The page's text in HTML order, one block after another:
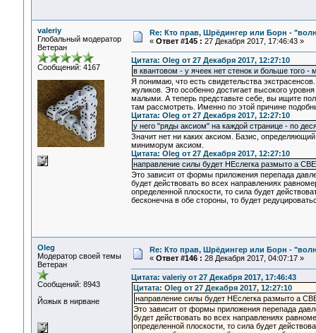
valeriy
Глобальный модератор
Ветеран
Сообщений: 4167
Re: Кто прав, Шрёдингер или Борн -
« Ответ #145 : 27 Декабря 2017, 17:46:43 »
Цитата: Oleg от 27 Декабря 2017, 12:27:10
в квантовом - у ячеек нет стенок и больше того
Я понимаю, что есть свидетельства
жуликов. Это особенно достигает высокого
малыми. А теперь представьте себе, вы ищите
там рассмотреть. Именно по этой причине
Цитата: Oleg от 27 Декабря 2017, 12:27:10
у него "ряды аксиом" на каждой странице - по
Значит нет ни каких аксиом. Базис,
миниморум аксиом.
Цитата: Oleg от 27 Декабря 2017, 12:27:10
направление силы будет НЕслегка размыто а
Это зависит от формы приложения перепада
будет действовать во всех направлениях
определенной плоскости, то сила будет
бесконечна в обе стороны, то будет
Oleg
Модератор своей темы
Ветеран
Сообщений: 8943
Йожык в нирване
Re: Кто прав, Шрёдингер или Борн -
« Ответ #146 : 28 Декабря 2017, 04:07:17 »
Цитата: valeriy от 27 Декабря 2017, 17:46:43
Цитата: Oleg от 27 Декабря 2017, 12:27:10
направление силы будет НЕслегка размыто а
Это зависит от формы приложения перепада
будет действовать во всех направлениях
определенной плоскости, то сила будет